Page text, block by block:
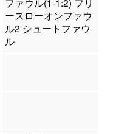
ースローオンファウ
ル2 シュートファウ
ル